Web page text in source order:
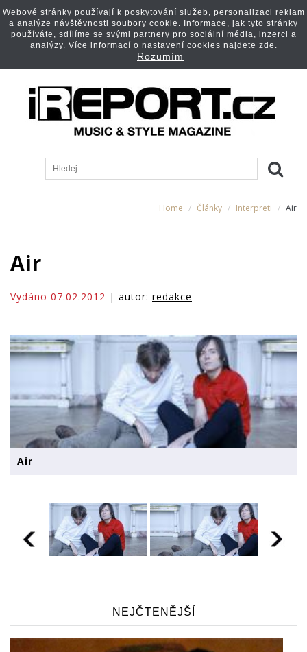
Home Články Interpreti Air
Air
Vydáno 07.02.2012 | autor: redakce
Air
NEJČTENĚJŠÍ
Webové stránky používají k poskytování služeb, personalizaci reklam
a analýze návštěvnosti soubory cookie. Informace, jak tyto stránky
používáte, sdílíme se svými partnery pro sociální média, inzerci a
analýzy. Více informací o nastavení cookies najdete zde.
Rozumím